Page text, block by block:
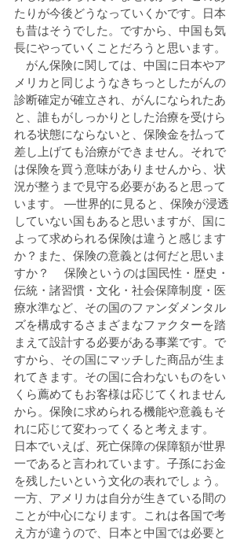
たりが今後どうなっていくかです。日本
も昔はそうでした。ですから、中国も気
長にやっていくことだろうと思います。
がん保険に関しては、中国に日本やア
メリカと同じようなきちっとしたがんの
診断確定が確立され、がんになられたあ
と、誰もがしっかりとした治療を受けら
れる状態にならないと、保険金を払って
差し上げても治療ができません。それで
は保険を買う意味がありませんから、状
況が整うまで見守る必要があると思って
います。 ―世界的に見ると、保険が浸透
していない国もあると思いますが、国に
よって求められる保険は違うと感じます
か？また、保険の意義とは何だと思いま
すか？ 　保険というのは国民性・歴史・
伝統・諸習慣・文化・社会保障制度・医
療水準など、その国のファンダメンタル
ズを構成するさまざまなファクターを踏
まえて設計する必要がある事業です。で
すから、その国にマッチした商品が生ま
れてきます。その国に合わないものをい
くら薦めてもお客様は応じてくれません
から。保険に求められる機能や意義もそ
れに応じて変わってくると考えます。
日本でいえば、死亡保障の保障額が世界
一であると言われています。子孫にお金
を残したいという文化の表れでしょう。
一方、アメリカは自分が生きている間の
ことが中心になります。これは各国で考
え方が違うので、日本と中国では必要と